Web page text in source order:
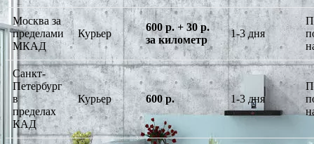
Москва за
пределами
МКАД
Курьер
600 р. + 30 р.
за километр
1-3 дня
Санкт-
Петербург
в
пределах
КАД
Курьер 600 р. 1-3 дня